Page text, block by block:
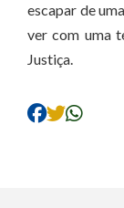
escapar de
ver com uma
Justiça.